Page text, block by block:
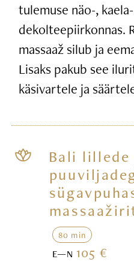
tulemuse näo-,
dekolteepiirkonnas.
massaaž silub ja
Lisaks pakub see
käsivartele ja
Bali lillede
80 min
E—N105 €